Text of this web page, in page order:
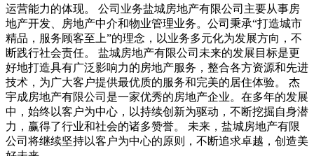
运营能力的体现。 公司业务盐城房地产有限公司主要从事房
地产开发、房地产中介和物业管理业务。公司秉承“打造城市
精品，服务顾客至上”的理念，以业务多元化为发展方向，不
断践行社会责任。 盐城房地产有限公司未来的发展目标是更
好地打造具有广泛影响力的房地产服务，整合各方资源和先进
技术，为广大客户提供最优质的服务和完美的居住体验。 杰
宇成房地产有限公司是一家优秀的房地产企业。在多年的发展
中，始终以客户为中心，以持续创新为驱动，不断挖掘自身潜
力，赢得了行业和社会的诸多赞誉。 未来，盐城房地产有限
公司将继续坚持以客户为中心的原则，不断追求卓越，创造美